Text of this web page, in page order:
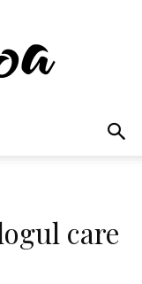
care